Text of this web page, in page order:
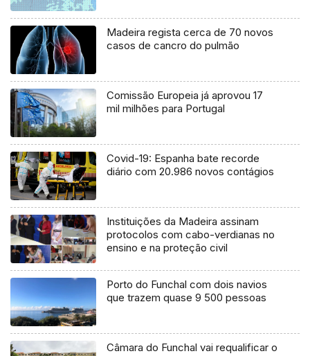
Madeira regista cerca de 70 novos
casos de cancro do pulmão
Comissão Europeia já aprovou 17
mil milhões para Portugal
Covid-19: Espanha bate recorde
diário com 20.986 novos contágios
Instituições da Madeira assinam
protocolos com cabo-verdianas no
ensino e na proteção civil
Porto do Funchal com dois navios
que trazem quase 9 500 pessoas
Câmara do Funchal vai requalificar o